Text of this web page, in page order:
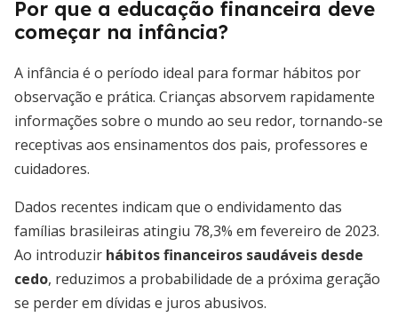
Por que a educação financeira deve
começar na infância?
A infância é o período ideal para formar hábitos por
observação e prática. Crianças absorvem rapidamente
informações sobre o mundo ao seu redor, tornando-se
receptivas aos ensinamentos dos pais, professores e
cuidadores.
Dados recentes indicam que o endividamento das
famílias brasileiras atingiu 78,3% em fevereiro de 2023.
Ao introduzir hábitos financeiros saudáveis desde
cedo, reduzimos a probabilidade de a próxima geração
se perder em dívidas e juros abusivos.